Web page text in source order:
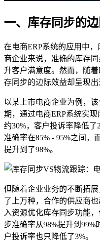
一、库存同步的
在电商ERP系统的应用中
商企业来说，准确的库存
升客户满意度。然而，随
存同步的边际效益却呈现出
以某上市电商企业为例，
期，通过电商ERP系统实
约30%，客户投诉率降低
准确率在85% - 95%之间，
提升到了98%。
但随着企业业务的不断拓
了上万种，合作的供应商
入资源优化库存同步功能
步准确率从98%提升到
户投诉率也只降低了3%。